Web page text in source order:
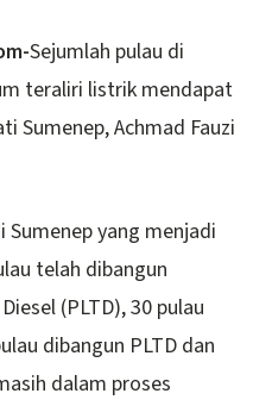
Sejumlah pulau di
teraliri listrik mendapat
Sumenep, Achmad Fauzi
Sumenep yang menjadi
telah dibangun
(PLTD), 30 pulau
dibangun PLTD dan
dalam proses